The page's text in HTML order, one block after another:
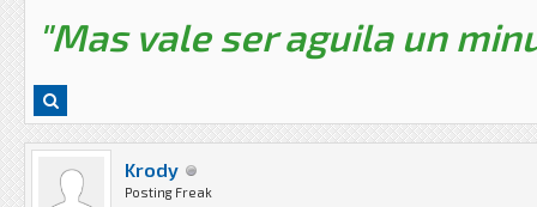
"Mas vale ser aguila un
Krody
Posting Freak